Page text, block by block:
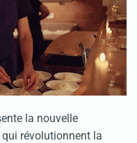
la nouvelle
révolutionnent la